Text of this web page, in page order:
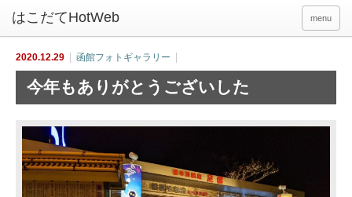
menu
2020.12.29 函館フォトギャラリー
今年もありがとうございした